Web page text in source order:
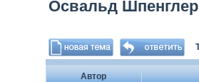
Освальд
Автор